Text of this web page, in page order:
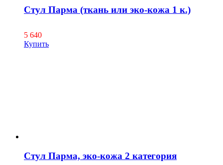
Стул Парма (ткань или эко-кожа 1 к.)
5 640
Купить
Стул Парма, эко-кожа 2 категория